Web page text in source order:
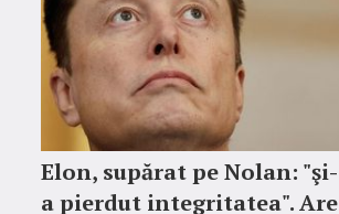
Elon, supărat pe Nolan: "şi-
a pierdut integritatea". Are